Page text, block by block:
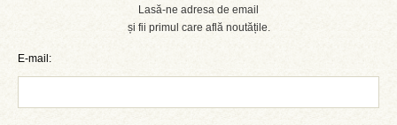
Lasă-ne adresa de email
și fii primul care află noutățile.
E-mail: